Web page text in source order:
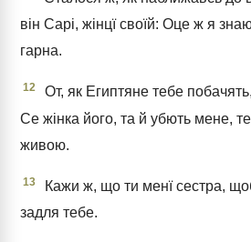
він Сарі, жінцї своїй: Оце ж я
гарна.
12
От, як Египтяне тебе
Се жінка його, та й убють мене,
живою.
13
Кажи ж, що ти менї сестра,
задля тебе.